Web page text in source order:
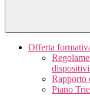
Offerta
Rapporto
Piano